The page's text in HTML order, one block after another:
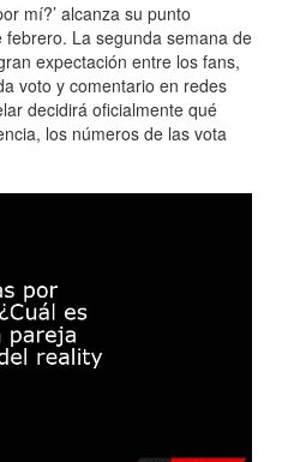
mí?’ alcanza su punto
La segunda semana de
expectación entre los fans,
voto y comentario en redes
decidirá oficialmente qué
los números de las vota